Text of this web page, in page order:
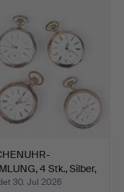
4 Stk., Silber,
30. Jul 2026